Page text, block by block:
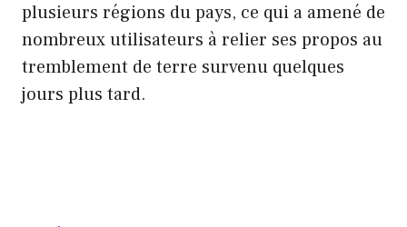
plusieurs régions du pays, ce qui a amené de
nombreux utilisateurs à relier ses propos au
tremblement de terre survenu quelques
jours plus tard.